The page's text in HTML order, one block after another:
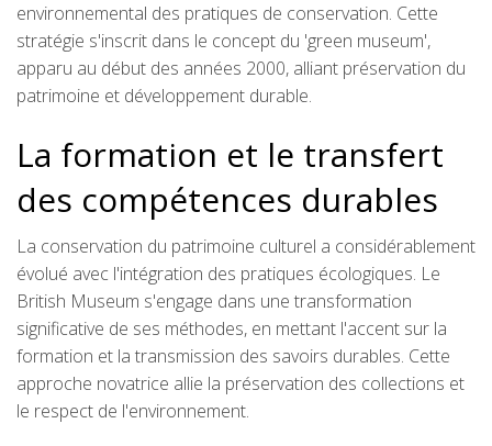
environnemental des pratiques de conservation. Cette
stratégie s'inscrit dans le concept du 'green museum',
apparu au début des années 2000, alliant préservation du
patrimoine et développement durable.
La formation et le transfert
des compétences durables
La conservation du patrimoine culturel a considérablement
évolué avec l'intégration des pratiques écologiques. Le
British Museum s'engage dans une transformation
significative de ses méthodes, en mettant l'accent sur la
formation et la transmission des savoirs durables. Cette
approche novatrice allie la préservation des collections et
le respect de l'environnement.